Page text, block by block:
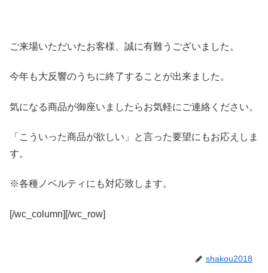
ご来場いただいたお客様、誠に有難うございました。
今年も大反響のうちに終了することが出来ました。
気になる商品が御座いましたらお気軽にご連絡ください。
「こういった商品が欲しい」と言った要望にもお応えしま
す。
※各種ノベルティにも対応致します。
[/wc_column][/wc_row]
shakou2018